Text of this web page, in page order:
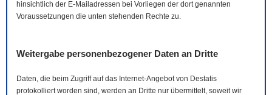
hinsichtlich der E-Mail adressen bei Vorliegen der dort genannten
Voraussetzungen die unten stehenden Rechte zu.
Weitergabe personenbezogener Daten an Dritte
Daten, die beim Zugriff auf das Internet-Angebot von Destatis
protokolliert worden sind, werden an Dritte nur übermittelt, soweit wir